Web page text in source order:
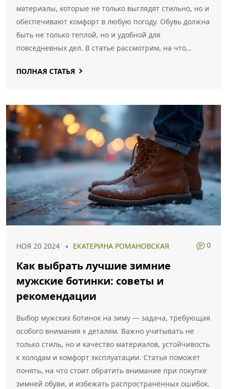
материалы, которые не только выглядят стильно, но и
обеспечивают комфорт в любую погоду. Обувь должна
быть не только теплой, но и удобной для
повседневных дел. В статье рассмотрим, на что
тренде.
ПОЛНАЯ СТАТЬЯ
НОЯ 20 2024 ЕКАТЕРИНА РОМАНОВСКАЯ 0
Как выбрать лучшие зимние
мужские ботинки: советы и
рекомендации
Выбор мужских ботинок на зиму — задача, требующая
особого внимания к деталям. Важно учитывать не
только стиль, но и качество материалов, устойчивость
к холодам и комфорт эксплуатации. Статья поможет
понять, на что стоит обратить внимание при покупке
зимней обуви, и избежать распространённых ошибок.